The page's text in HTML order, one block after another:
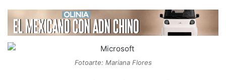
Fotoarte: Mariana Flores